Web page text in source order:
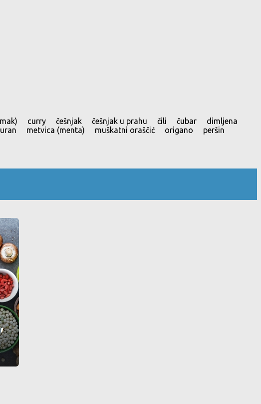
curry češnjak češnjak u prahu čili čubar dimljena
metvica (menta) muškatni oraščić origano peršin